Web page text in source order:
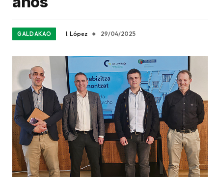
GALDAKAO I. López 29/04/2025